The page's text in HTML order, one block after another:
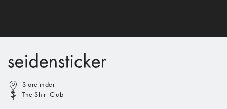
Storefinder
The Shirt Club